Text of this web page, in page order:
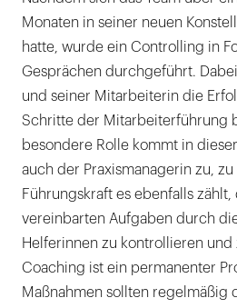
Monaten in seiner neuen
hatte, wurde ein Controlling in
Gesprächen durchgeführt.
und seiner Mitarbeiterin die
Schritte der Mitarbeiterführung
besondere Rolle kommt in
auch der Praxismanagerin zu,
Führungskraft es ebenfalls
vereinbarten Aufgaben durch
Helferinnen zu kontrollieren und
Coaching ist ein permanenter
Maßnahmen sollten regelmäßig